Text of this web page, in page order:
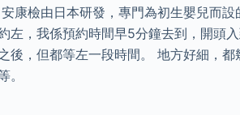
康檢由日本研發，專門為初生嬰兒而
左，我係預約時間早5分鐘去到，開頭
後，但都等左一段時間。 地方好細，
。